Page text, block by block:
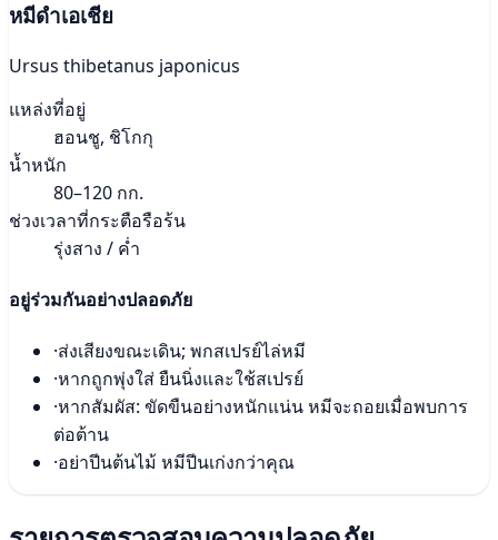
หมีดำเอเชีย
Ursus thibetanus japonicus
แหล่งที่อยู่
ฮอนชู, ชิโกกุ
น้ำหนัก
80–120 กก.
ช่วงเวลาที่กระตือรือร้น
รุ่งสาง / ค่ำ
อยู่ร่วมกันอย่างปลอดภัย
·ส่งเสียงขณะเดิน; พกสเปรย์ไล่หมี
·หากถูกพุ่งใส่ ยืนนิ่งและใช้สเปรย์
·หากสัมผัส: ขัดขืนอย่างหนักแน่น หมีจะถอยเมื่อพบการ
ต่อต้าน
·อย่าปีนต้นไม้ หมีปีนเก่งกว่าคุณ